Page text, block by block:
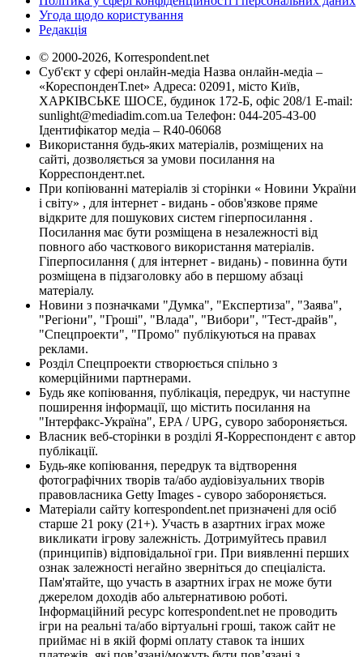
Угода щодо користування
Редакція
© 2000-2026, Korrespondent.net
Суб'єкт у сфері онлайн-медіа Назва онлайн-медіа –
«КореспонденТ.net» Адреса: 02091, місто Київ,
ХАРКІВСЬКЕ ШОСЕ, будинок 172-Б, офіс 208/1 E-mail:
sunlight@mediadim.com.ua Телефон: 044-205-43-00
Ідентифікатор медіа – R40-06068
Використання будь-яких матеріалів, розміщених на
сайті, дозволяється за умови посилання на
Корреспондент.net.
При копіюванні матеріалів зі сторінки « Новини України
і світу» , для інтернет - видань - обов'язкове пряме
відкрите для пошукових систем гіперпосилання .
Посилання має бути розміщена в незалежності від
повного або часткового використання матеріалів.
Гіперпосилання ( для інтернет - видань) - повинна бути
розміщена в підзаголовку або в першому абзаці
матеріалу.
Новини з позначками "Думка", "Експертиза", "Заява",
"Регіони", "Гроші", "Влада", "Вибори", "Тест-драйв",
"Спецпроекти", "Промо" публікуються на правах
реклами.
Розділ Спецпроекти створюється спільно з
комерційними партнерами.
Будь яке копіювання, публікація, передрук, чи наступне
поширення інформації, що містить посилання на
"Інтерфакс-Україна", EPA / UPG, суворо забороняється.
Власник веб-сторінки в розділі Я-Корреспондент є автор
публікації.
Будь-яке копіювання, передрук та відтворення
фотографічних творів та/або аудіовізуальних творів
правовласника Getty Images - суворо забороняється.
Матеріали сайту korrespondent.net призначені для осіб
старше 21 року (21+). Участь в азартних іграх може
викликати ігрову залежність. Дотримуйтесь правил
(принципів) відповідальної гри. При виявленні перших
ознак залежності негайно зверніться до спеціаліста.
Пам'ятайте, що участь в азартних іграх не може бути
джерелом доходів або альтернативою роботі.
Інформаційний ресурс korrespondent.net не проводить
ігри на реальні та/або віртуальні гроші, також сайт не
приймає ні в якій формі оплату ставок та інших